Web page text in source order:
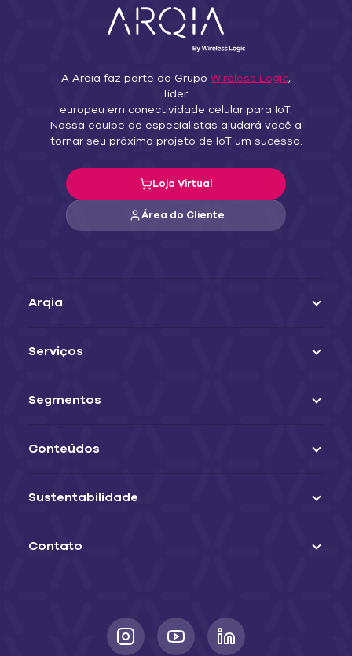
A Arqia faz parte do Grupo Wireless Logic,
líder
europeu em conectividade celular para IoT.
Nossa equipe de especialistas ajudará você a
tornar seu próximo projeto de IoT um sucesso.
Loja Virtual
Área do Cliente
Arqia
Serviços
Segmentos
Conteúdos
Sustentabilidade
Contato